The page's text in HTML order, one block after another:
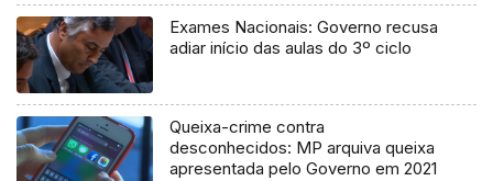
Exames Nacionais: Governo recusa
adiar início das aulas do 3º ciclo
Queixa-crime contra
desconhecidos: MP arquiva queixa
apresentada pelo Governo em 2021